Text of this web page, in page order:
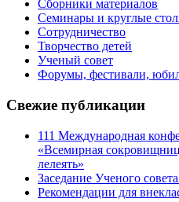
Сборники материалов
Семинары и круглые
Сотрудничество
Творчество детей
Ученый совет
Форумы, фестивали,
Свежие публикации
111 Международная
«Всемирная
лелеять»
Заседание Ученого
Рекомендации для